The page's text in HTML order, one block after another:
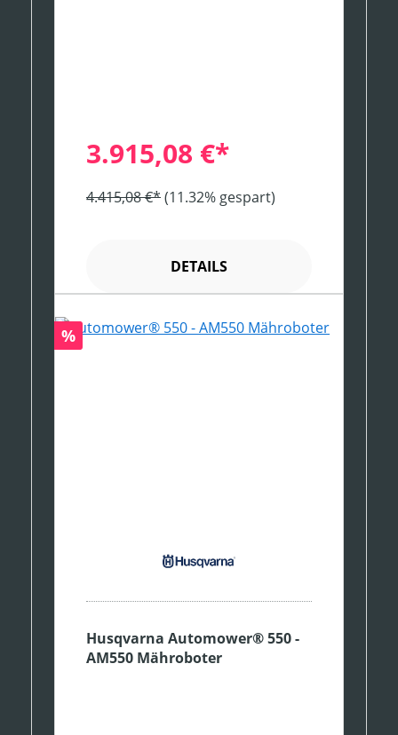
3.915,08 €*
4.415,08 €*(11.32% gespart)
DETAILS
Rabatt
%
Husqvarna Automower® 550 -
AM550 Mähroboter